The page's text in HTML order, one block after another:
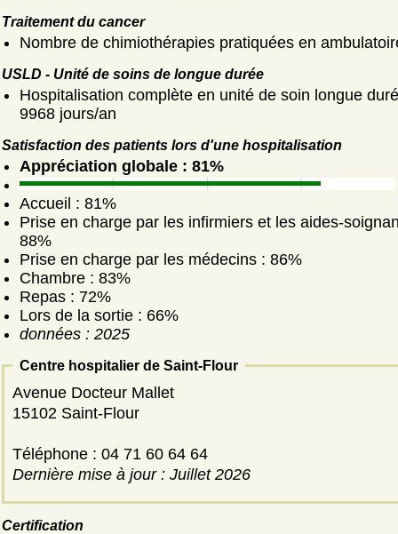
Traitement du cancer
Nombre de chimiothérapies pratiquées en
USLD - Unité de soins de longue durée
Hospitalisation complète en unité de soin longue
9968 jours/an
Satisfaction des patients lors d'une hospitalisation
Appréciation globale : 81%
Accueil : 81%
Prise en charge par les infirmiers et les aides-
88%
Prise en charge par les médecins : 86%
Chambre : 83%
Repas : 72%
Lors de la sortie : 66%
données : 2025
Centre hospitalier de Saint-Flour
Avenue Docteur Mallet
15102 Saint-Flour
Téléphone : 04 71 60 64 64
Dernière mise à jour : Juillet 2026
Certification